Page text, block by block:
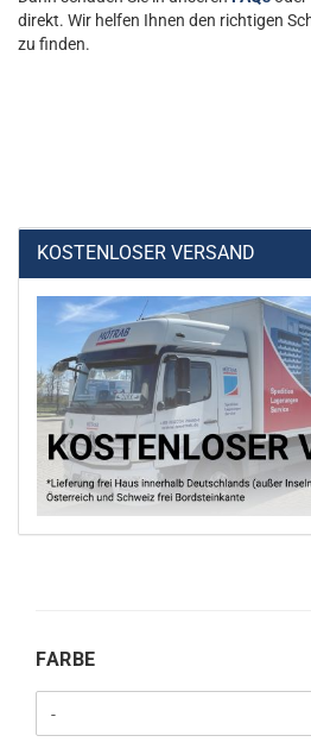
direkt. Wir helfen Ihnen den richtigen
zu finden.
KOSTENLOSER VERSAND
FARBE
FARBE